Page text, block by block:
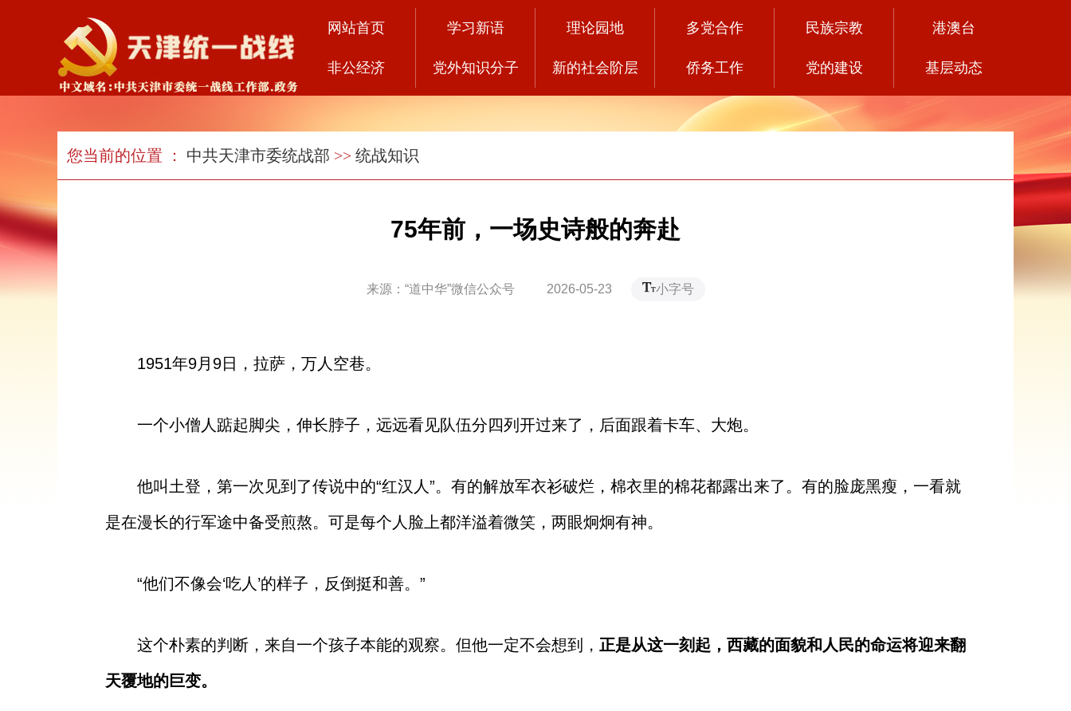
网站首页
非公经济
学习新语
党外知识分子
理论园地
新的社会阶层
多党合作
侨务工作
民族宗教
党的建设
港澳台
基层动态
您当前的位置 ： 中共天津市委统战部 >> 统战知识
75年前，一场史诗般的奔赴
来源：“道中华”微信公众号 2026-05-23 小字号
1951年9月9日，拉萨，万人空巷。
一个小僧人踮起脚尖，伸长脖子，远远看见队伍分四列开过来了，后面跟着卡车、大炮。
他叫土登，第一次见到了传说中的“红汉人”。有的解放军衣衫破烂，棉衣里的棉花都露出来了。有的脸庞黑瘦，一看就
是在漫长的行军途中备受煎熬。可是每个人脸上都洋溢着微笑，两眼炯炯有神。
“他们不像会‘吃人’的样子，反倒挺和善。”
这个朴素的判断，来自一个孩子本能的观察。但他一定不会想到， 正是从这一刻起，西藏的面貌和人民的命运将迎来翻
天覆地的巨变。